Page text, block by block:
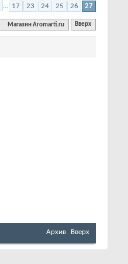
17 23 24 25 26 27
Магазин Aromarti.ru Вверх
Архив Вверх